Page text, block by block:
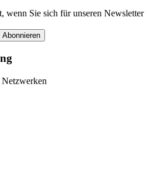
wenn Sie sich für unseren Newsletter
Abonnieren